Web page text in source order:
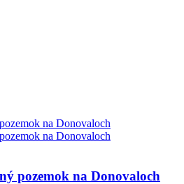
pozemok na Donovaloch